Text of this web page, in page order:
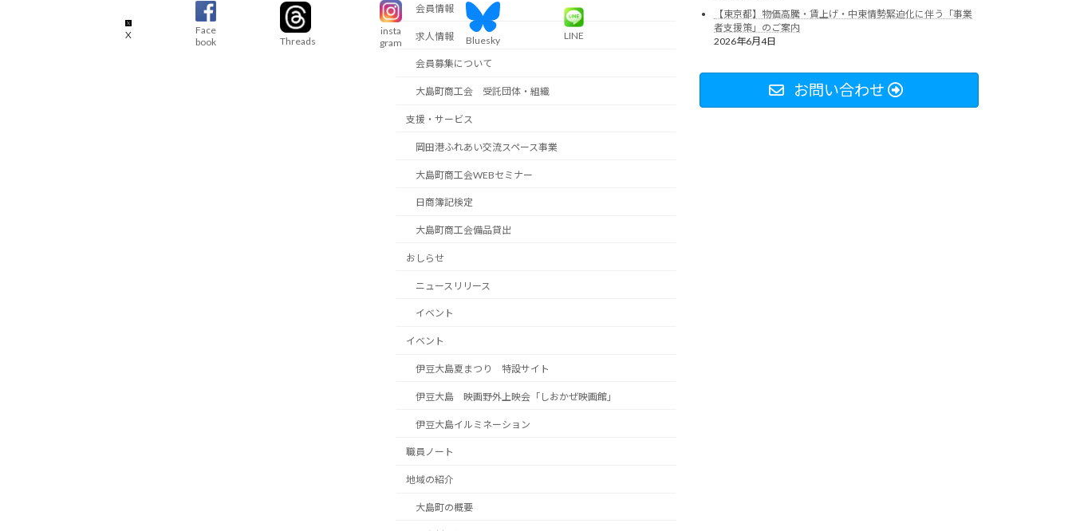
X
Face
book
Threads
insta
gram
Bluesky LINE
会員情報
求人情報
会員募集について
大島町商工会 受託団体・組織
支援・サービス
岡田港ふれあい交流スペース事業
大島町商工会WEBセミナー
日商簿記検定
大島町商工会備品貸出
おしらせ
ニュースリリース
イベント
イベント
伊豆大島夏まつり 特設サイト
伊豆大島 映画野外上映会「しおかぜ映画館」
伊豆大島イルミネーション
職員ノート
地域の紹介
大島町の概要
【東京都】物価高騰・賃上げ・中東情勢緊迫化に伴う「事業
者支援策」のご案内
2026年6月4日
お問い合わせ